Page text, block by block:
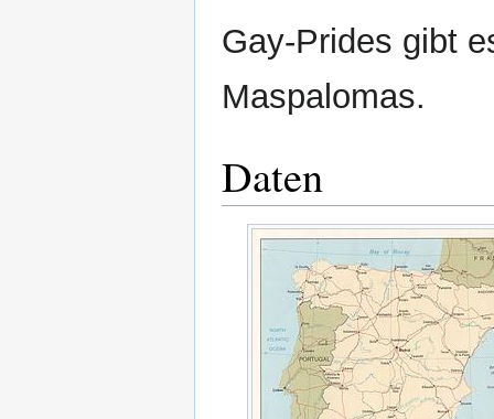
Gay-Prides gibt
Maspalomas.
Daten